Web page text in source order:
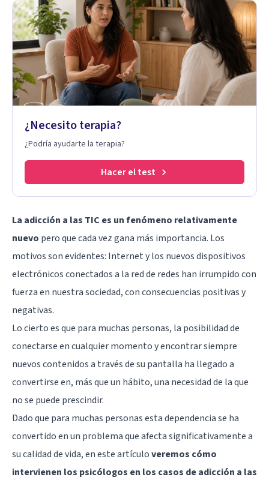
¿Necesito terapia?
¿Podría ayudarte la terapia?
Hacer el test
La adicción a las TIC es un fenómeno relativamente
nuevo pero que cada vez gana más importancia. Los
motivos son evidentes: Internet y los nuevos dispositivos
electrónicos conectados a la red de redes han irrumpido con
fuerza en nuestra sociedad, con consecuencias positivas y
negativas.
Lo cierto es que para muchas personas, la posibilidad de
conectarse en cualquier momento y encontrar siempre
nuevos contenidos a través de su pantalla ha llegado a
convertirse en, más que un hábito, una necesidad de la que
no se puede prescindir.
Dado que para muchas personas esta dependencia se ha
convertido en un problema que afecta significativamente a
su calidad de vida, en este artículoveremos cómo
intervienen los psicólogos en los casos de adicción a las